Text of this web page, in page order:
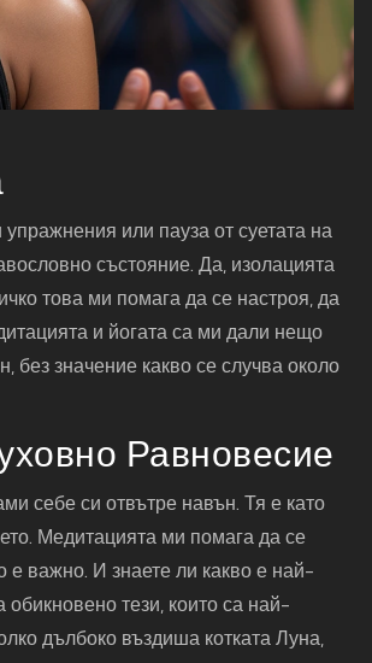
или пауза от суетата на
състояние. Да, изолацията
това ми помага да се настроя, да
и йогата са ми дали нещо
значение какво се случва около
Равновесие
себе си отвътре навън. Тя е като
Медитацията ми помага да се
е важно. И знаете ли какво е най-
тези, които са най-
дълбоко въздиша котката Луна,